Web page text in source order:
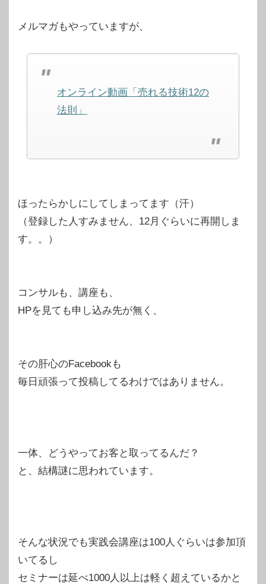
メルマガもやっていますが、
オンライン動画「売れる技術12の
法則」
ほったらかしにしてしまってます（汗）
（登録した人すみません、12月ぐらいに再開しま
す。。）
コンサルも、講座も、
HPを見ても申し込み先が無く、
その肝心のFacebookも
毎日頑張って投稿してるわけではありません。
一体、どうやってお客と取ってるんだ？
と、結構謎に思われています。
そんな状況でも実践会講座は100人ぐらいは参加頂
いてるし
セミナーは延べ1000人以上は軽く超えているかと